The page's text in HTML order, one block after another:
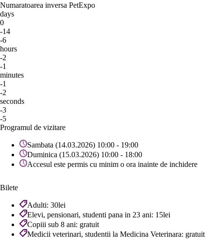
Numaratoarea inversa PetExpo
days
0
-14
-6
hours
-2
-1
minutes
-1
-2
seconds
-3
-5
Programul de vizitare
Sambata (14.03.2026) 10:00 - 19:00
Duminica (15.03.2026) 10:00 - 18:00
Accesul este permis cu minim o ora inainte de inchidere
Bilete
Adulti: 30lei
Elevi, pensionari, studenti pana in 23 ani: 15lei
Copiii sub 8 ani: gratuit
Medicii veterinari, studentii la Medicina Veterinara: gratuit